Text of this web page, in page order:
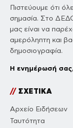
Πιστεύουμε ότι
σημασία. Στο
μας είναι να
αμερόληπτη και
δημοσιογραφία.
Η ενημέρωσή
//ΣΧΕΤΙΚΑ
Αρχείο Ειδήσεων
Ταυτότητα